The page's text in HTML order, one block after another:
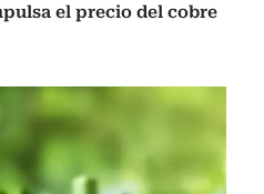
el precio del cobre